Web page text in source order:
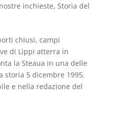
inchieste, Storia del
chiusi, campi
di Lippi atterra in
la Steaua in una delle
storia 5 dicembre 1995.
e nella redazione del